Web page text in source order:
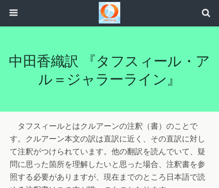
中田香織訳 『タフスィール・ア
ル＝ジャラーライン』
タフスィールとはクルアーンの注釈（書）のことで
す。クルアーン本文の訳は直訳に近く、その直訳に対し
て注釈がつけられています。他の翻訳を読んでいて、疑
問に思った箇所を理解したいと思った場合、注釈書を参
照する必要がありますが、現在までのところ日本語で読